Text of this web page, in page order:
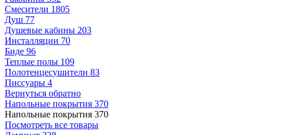
Смесители 1805
Душ 77
Душевые кабины 203
Инсталляции 70
Биде 96
Теплые полы 109
Полотенцесушители 83
Писсуары 4
Вернуться обратно
Напольные покрытия 370
Напольные покрытия 370
Посмотреть все товары